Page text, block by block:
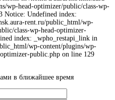
wp-head-optimizer/public/class-wp-
Notice: Undefined index:
rent.ru/public_html/wp-
class-wp-head-optimizer-
index: _wpho_restapi_link in
wp-content/plugins/wp-
public.php on line 129
в ближайшее время